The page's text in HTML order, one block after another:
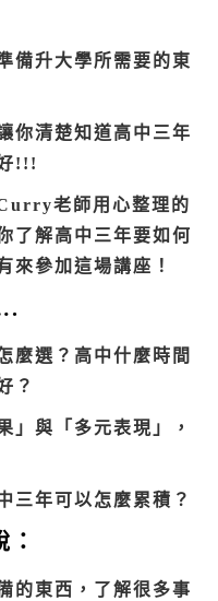
備升大學所需要的東
你清楚知道高中三年
!!!
老師用心整理的
了解高中三年要如何
來參加這場講座！
麼選？高中什麼時間
？
」與「多元表現」，
三年可以怎麼累積？
的東西，了解很多事